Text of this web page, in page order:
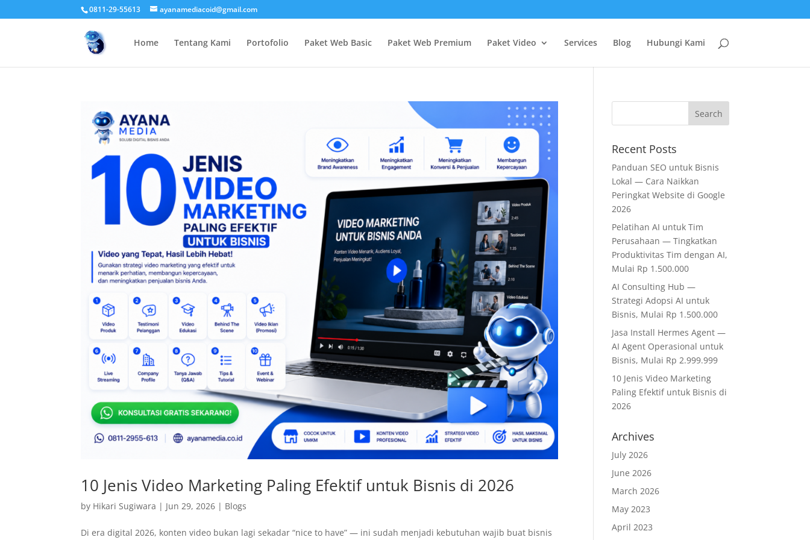
0811-29-55613 ayanamediacoid@gmail.com
Home Tentang Kami Portofolio Paket Web Basic Paket Web Premium Paket Video Services Blog Hubungi Kami
10 Jenis Video Marketing Paling Efektif untuk Bisnis di 2026
by Hikari Sugiwara | Jun 29, 2026 | Blogs
Di era digital 2026, konten video bukan lagi sekadar “nice to have” — ini sudah menjadi kebutuhan wajib buat bisnis
Recent Posts
Panduan SEO untuk Bisnis
Lokal — Cara Naikkan
Peringkat Website di Google
2026
Pelatihan AI untuk Tim
Perusahaan — Tingkatkan
Produktivitas Tim dengan AI,
Mulai Rp 1.500.000
AI Consulting Hub —
Strategi Adopsi AI untuk
Bisnis, Mulai Rp 1.500.000
Jasa Install Hermes Agent —
AI Agent Operasional untuk
Bisnis, Mulai Rp 2.999.999
10 Jenis Video Marketing
Paling Efektif untuk Bisnis di
2026
Archives
July 2026
June 2026
March 2026
May 2023
April 2023